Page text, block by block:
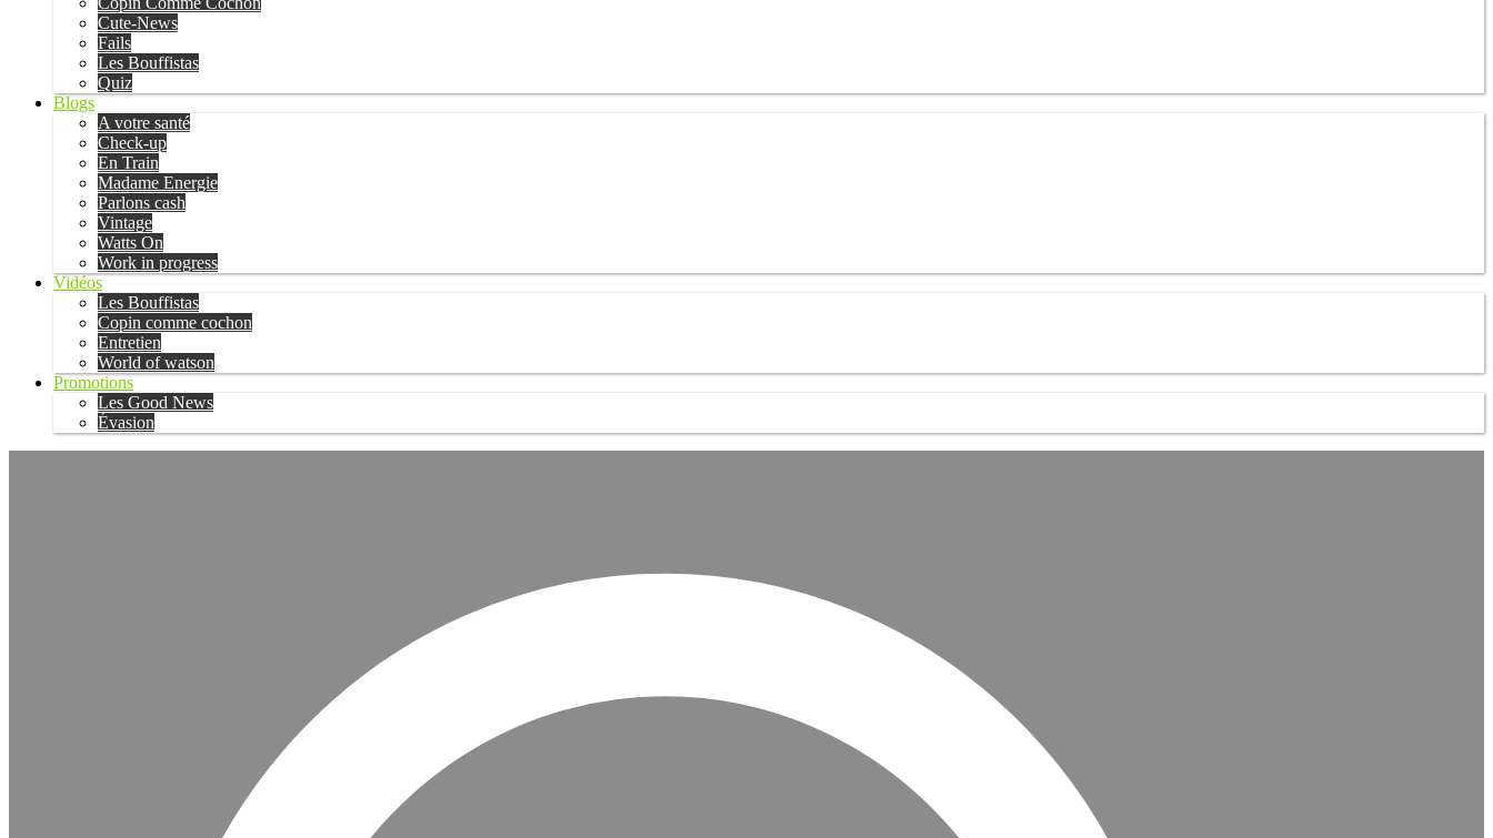
Cute-News
Fails
Les Bouffistas
Quiz
Blogs
A votre santé
Check-up
En Train
Madame Energie
Parlons cash
Vintage
Watts On
Work in progress
Vidéos
Les Bouffistas
Copin comme cochon
Entretien
World of watson
Promotions
Les Good News
Évasion